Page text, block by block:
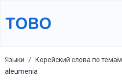
Языки Корейский слова по темам
aleumenia